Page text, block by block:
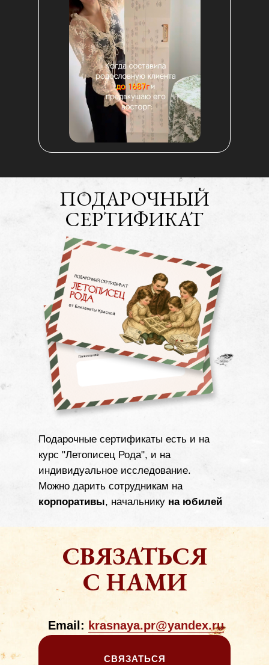
ПОДАРОЧНЫЙ
СЕРТИФИКАТ
Подарочные сертификаты есть и на
курс "Летописец Рода", и на
индивидуальное исследование.
Можно дарить сотрудникам на
корпоративы, начальнику на юбилей
СВЯЗАТЬСЯ
С НАМИ
Email: krasnaya.pr@yandex.ru
СВЯЗАТЬСЯ